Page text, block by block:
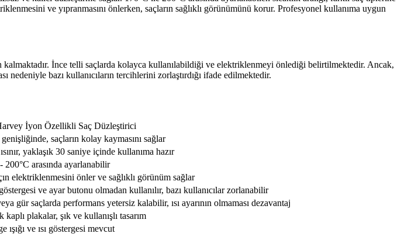
ve yıpranmasını önlerken, saçların sağlıklı görünümünü korur. Profesyonel kullanıma uygun
kalmaktadır. İnce telli saçlarda kolayca kullanılabildiği ve elektriklenmeyi önlediği belirtilmektedir. Ancak,
nedeniyle bazı kullanıcıların tercihlerini zorlaştırdığı ifade edilmektedir.
İyon Özellikli Saç Düzleştirici
saçların kolay kaymasını sağlar
yaklaşık 30 saniye içinde kullanıma hazır
200°C arasında ayarlanabilir
elektriklenmesini önler ve sağlıklı görünüm sağlar
ve ayar butonu olmadan kullanılır, bazı kullanıcılar zorlanabilir
gür saçlarda performans yetersiz kalabilir, ısı ayarının olmaması dezavantaj
kaplı plakalar, şık ve kullanışlı tasarım
ışığı ve ısı göstergesi mevcut